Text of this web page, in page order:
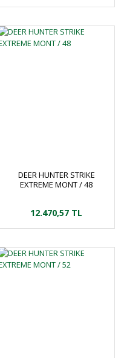
DEER HUNTER STRIKE
EXTREME MONT / 48
12.470,57 TL